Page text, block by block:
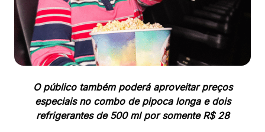
Ver local
Chamar Uber
CONTATO
(47) 3348-4609
O público também poderá aproveitar preços
especiais no combo de pipoca longa e dois
refrigerantes de 500 ml por somente R$ 28